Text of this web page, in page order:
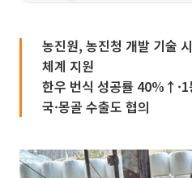
농진원, 농진청 개발 기술
체계 지원
한우 번식 성공률
국·몽골 수출도 협의